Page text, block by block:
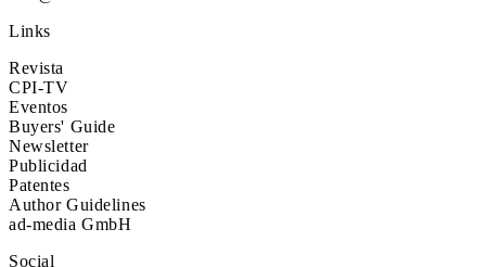
Links
Revista
CPI-TV
Eventos
Buyers' Guide
Newsletter
Publicidad
Patentes
Author Guidelines
ad-media GmbH
Social